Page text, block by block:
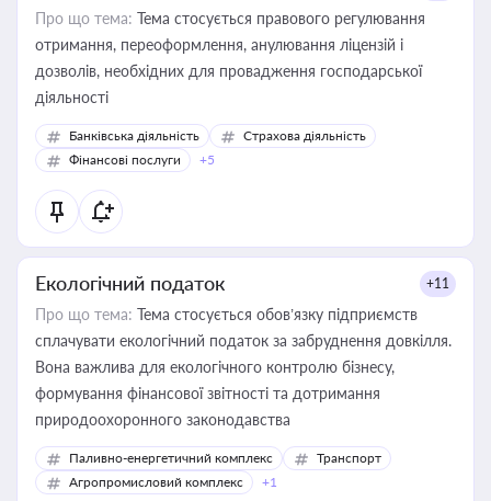
Про що тема: Тема стосується правового регулювання
отримання, переоформлення, анулювання ліцензій і
дозволів, необхідних для провадження господарської
діяльності
Банківська діяльність
Страхова діяльність
Фінансові послуги
+5
Екологічний податок +11
Про що тема: Тема стосується обов’язку підприємств
сплачувати екологічний податок за забруднення довкілля.
Вона важлива для екологічного контролю бізнесу,
формування фінансової звітності та дотримання
природоохоронного законодавства
Паливно-енергетичний комплекс
Транспорт
Агропромисловий комплекс
+1